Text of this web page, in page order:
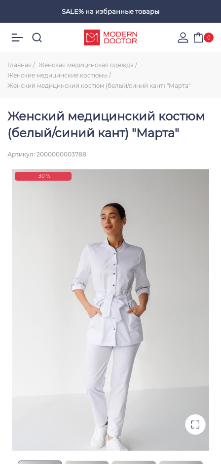
SALE% на избранные товары
0
Главная
Женская медицинская одежда
Женские медицинские костюмы
Женский медицинский костюм (белый/синий кант) "Марта"
Женский медицинский костюм
(белый/синий кант) "Марта"
Артикул: 2000000003788
-30 %
Избранные товары